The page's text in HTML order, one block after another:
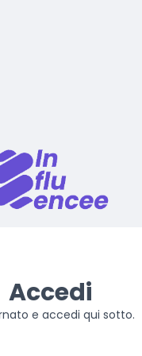
Accedi
e accedi qui sotto.